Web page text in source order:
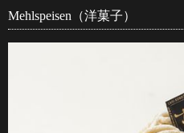
Mehlspeisen（洋菓子）